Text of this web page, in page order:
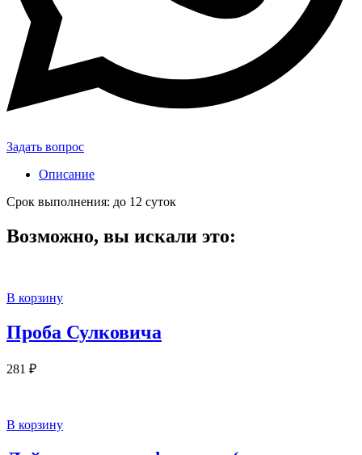
Задать вопрос
Описание
Срок выполнения: до 12 суток
Возможно, вы искали это:
В корзину
Проба Сулковича
281 ₽
В корзину